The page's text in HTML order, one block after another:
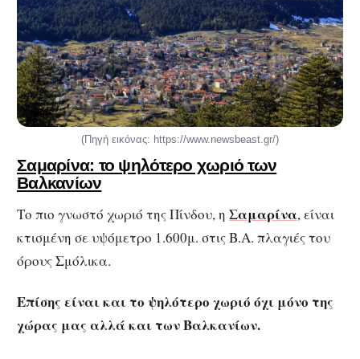
(Πηγή εικόνας: https://www.newsbeast.gr/)
Σαμαρίνα: το ψηλότερο χωριό των
Βαλκανίων
Το πιο γνωστό χωριό της Πίνδου, η Σαμαρίνα,είναι
κτισμένη σε υψόμετρο 1.600μ. στις Β.Α. πλαγιές του
όρους Σμόλικα.
Επίσης είναι και το ψηλότερο χωριό όχι μόνο της
χώρας μας αλλά και των Βαλκανίων.